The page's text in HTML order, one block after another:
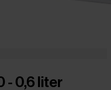
- 0,6 liter